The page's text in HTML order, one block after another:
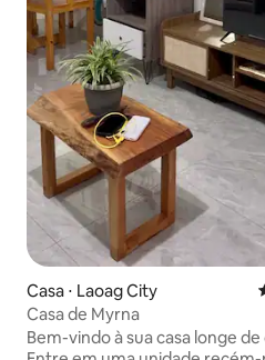
Casa ⋅ Laoag City
Casa de Myrna
Bem-vindo à sua casa longe de